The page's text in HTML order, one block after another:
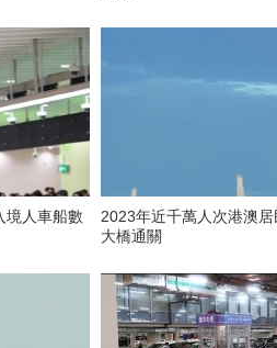
境人車船數
2023年近千萬人次港澳
大橋通關